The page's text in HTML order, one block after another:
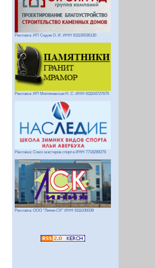
Реклама: ИП Седов О. И. ИНН 911100036130
Реклама: ИП Миляновская Н. С. ИНН 911104727675
Реклама: Союз мастеров спорта ИНН 7718289279
Реклама: ООО "Линия СК" ИНН 9111030039